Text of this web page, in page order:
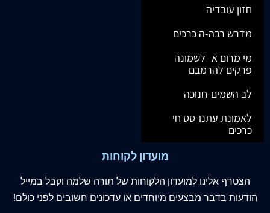
חזון עובדיה
מדרש רבה-ה כרכים
מי מרום א- לשמונה
פרקים להרמבם
לב השמים-חנוכה
לאמונת עתנו-סט חי
כרכים
מועדון לקוחות
הצטרף אלינו למועדון הלקוחות של תורה שלמה וקבל במייל
הודעות בדבר מבצעים מיוחדים או עדכונים חשובים לפני כולם!